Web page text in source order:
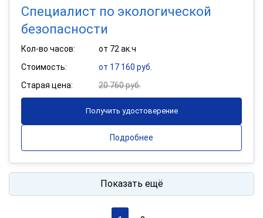
Специалист по экологической
безопасности
Кол-во часов:
от 72 ак.ч
Стоимость:
от 17 160 руб.
Старая цена:
20 760 руб.
Получить удостоверение
Подробнее
Показать ещё